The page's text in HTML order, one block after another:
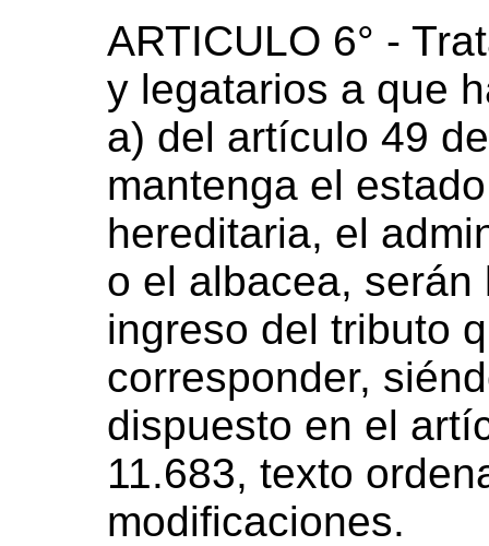
ARTICULO 6° -
y legatarios a que
a) del artículo 49
mantenga el
hereditaria, el
o el albacea,
ingreso del tributo
corresponder,
dispuesto en el
11.683, texto
modificaciones.